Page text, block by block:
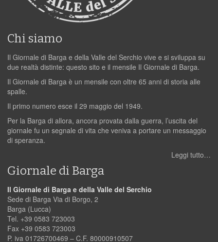
Chi siamo
Il Giornale di Barga e della Valle del Serchio vive e si sviluppa su
due realtà distinte: questo sito e il mensile Il Giornale di Barga.
Il Giornale di Barga è un mensile con oltre 65 anni di storia alle
spalle.
Il primo numero esce il 29 maggio del 1949.
Per la Barga di allora, ancora provata dalla guerra, l’uscita del
giornale fu un segnale di vita che veniva a portare un messaggio
di speranza.
Leggi tutto…
Giornale di Barga
Il Giornale di Barga e della Valle del Serchio
Sede di Barga Via di Borgo, 2
Barga (Lucca)
Tel. +39 0583 723003
Fax +39 0583 723003
P. iva 01726700469 – C.F. 80000910507